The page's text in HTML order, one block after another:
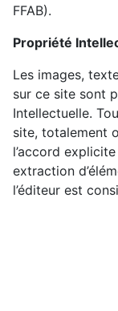
FFAB).
Propriété
Les images,
sur ce site sont
Intellectuelle.
site, totalement
l’accord
extraction
l’éditeur est